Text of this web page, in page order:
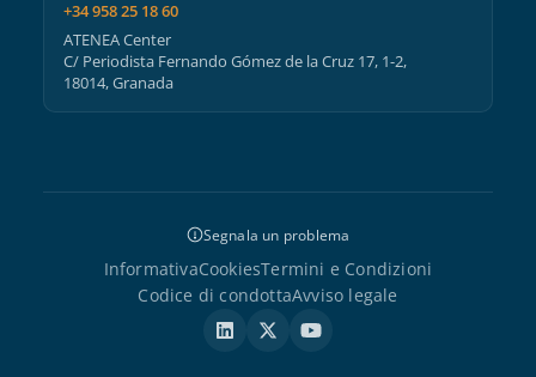
+34 958 25 18 60
ATENEA Center
C/ Periodista Fernando Gómez de la Cruz 17, 1-2,
18014, Granada
Segnala un problema
InformativaCookiesTermini e Condizioni
Codice di condottaAvviso legale